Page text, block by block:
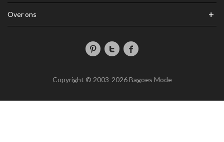
Over ons +
Copyright © 2003-2026 Bagoes Mode